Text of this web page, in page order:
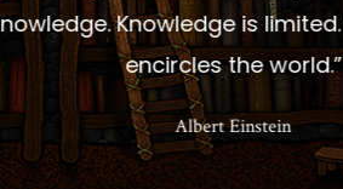
un prix, une étude, une
Ralph Waldo